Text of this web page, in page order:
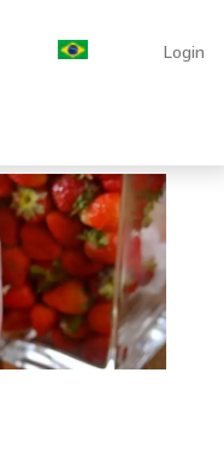
Login